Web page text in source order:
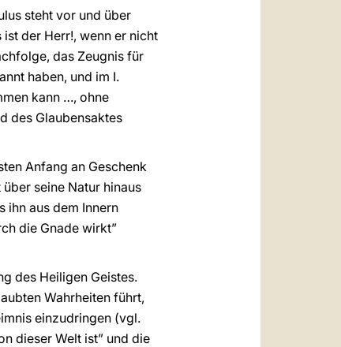
steht vor und über
ist der Herr!, wenn er nicht
das Zeugnis für
haben, und im I.
kann …, ohne
des Glaubensaktes
Anfang an Geschenk
seine Natur hinaus
ihn aus dem Innern
die Gnade wirkt”
des Heiligen Geistes.
Wahrheiten führt,
einzudringen (vgl.
dieser Welt ist” und die